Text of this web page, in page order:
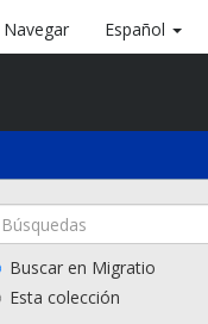
Navegar Español
Buscar en Migratio
Esta colección